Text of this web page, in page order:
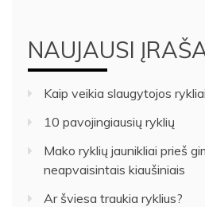
NAUJAUSI
Kaip veikia slaugytojos rykliai
10 pavojingiausių ryklių
Mako ryklių jaunikliai prieš
neapvaisintais kiaušiniais
Ar šviesa traukia ryklius?